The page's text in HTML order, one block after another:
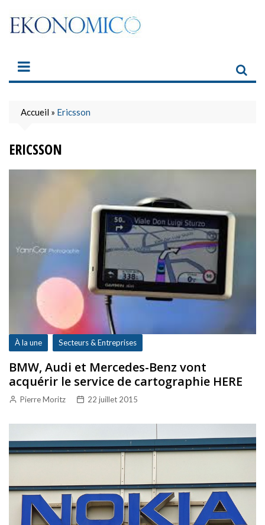
content
Accueil » Ericsson
ERICSSON
À la une Secteurs & Entreprises
BMW, Audi et Mercedes-Benz vont
acquérir le service de cartographie HERE
Pierre Moritz 22 juillet 2015